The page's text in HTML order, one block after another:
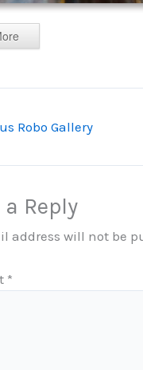
Robo Gallery
a Reply
address will not be
*